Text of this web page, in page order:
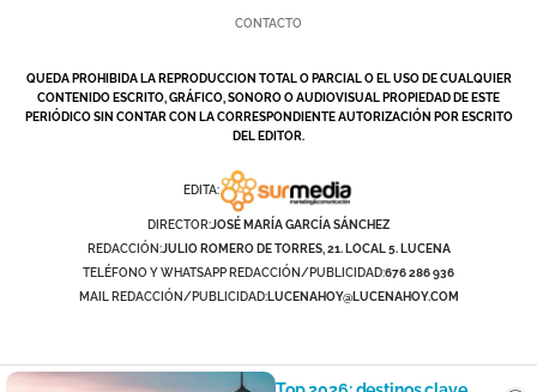
CONTACTO
QUEDA PROHIBIDA LA REPRODUCCION TOTAL O PARCIAL O EL USO DE CUALQUIER
CONTENIDO ESCRITO, GRÁFICO, SONORO O AUDIOVISUAL PROPIEDAD DE ESTE
PERIÓDICO SIN CONTAR CON LA CORRESPONDIENTE AUTORIZACIÓN POR ESCRITO
DEL EDITOR.
EDITA:
DIRECTOR:JOSÉ MARÍA GARCÍA SÁNCHEZ
REDACCIÓN:JULIO ROMERO DE TORRES, 21. LOCAL 5. LUCENA
TELÉFONO Y WHATSAPP REDACCIÓN/PUBLICIDAD:676 286 936
MAIL REDACCIÓN/PUBLICIDAD:LUCENAHOY@LUCENAHOY.COM